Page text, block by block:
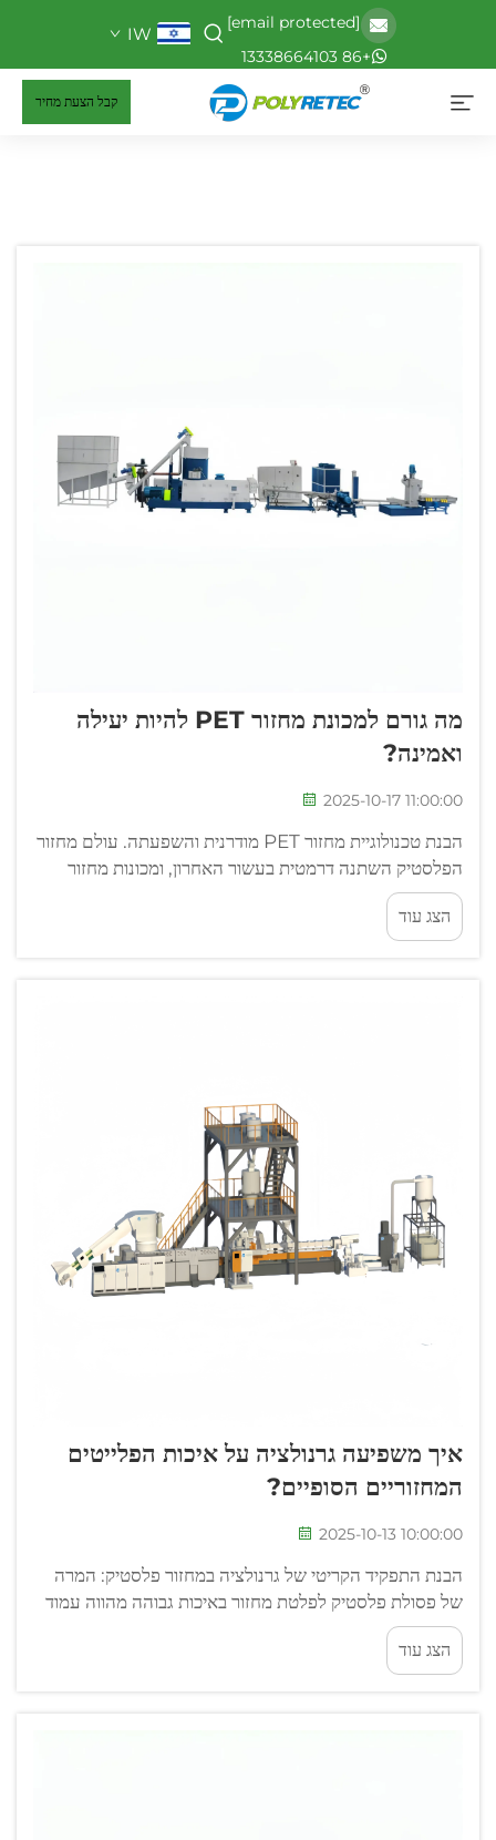
[email protected]
+86 13338664103
IW
קבל הצעת מחיר
מה גורם למכונת מחזור PET להיות יעילה
ואמינה?
2025-10-17 11:00:00
הבנת טכנולוגיית מחזור PET מודרנית והשפעתה. עולם מחזור
הפלסטיק השתנה דרמטית בעשור האחרון, ומכונות מחזור
PET עומדות בראש המהפכה הזו. ציוד מתקדם זה...
הצג עוד
איך משפיעה גרנולציה על איכות הפלייטים
המחזוריים הסופיים?
2025-10-13 10:00:00
הבנת התפקיד הקריטי של גרנולציה במחזור פלסטיק: המרה
של פסולת פלסטיק לפלטת מחזור באיכות גבוהה מהווה עמוד
תורן במאמצי הקיימות המודרניים. בלב התהליך הזה נמצאת
הגרנולציה - תהליך ש...
הצג עוד